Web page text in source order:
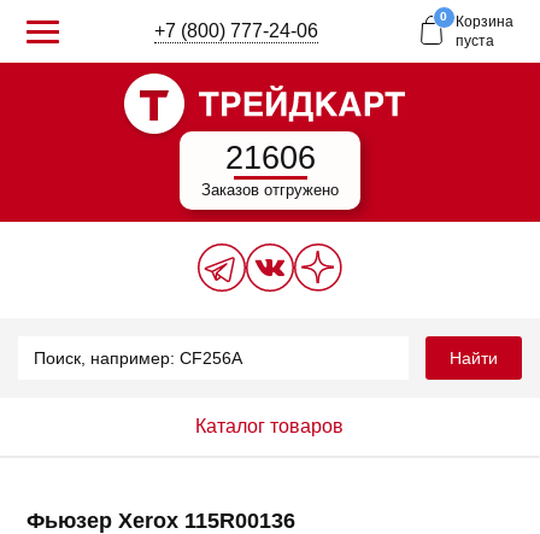
+7 (800) 777-24-06
0
Корзина
пуста
21606
Заказов отгружено
Найти
Каталог товаров
Фьюзер Xerox 115R00136